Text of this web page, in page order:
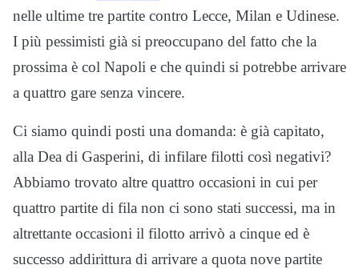
nelle ultime tre partite contro Lecce, Milan e Udinese.
I più pessimisti già si preoccupano del fatto che la
prossima è col Napoli e che quindi si potrebbe arrivare
a quattro gare senza vincere.
Ci siamo quindi posti una domanda: è già capitato,
alla Dea di Gasperini, di infilare filotti così negativi?
Abbiamo trovato altre quattro occasioni in cui per
quattro partite di fila non ci sono stati successi, ma in
altrettante occasioni il filotto arrivò a cinque ed è
successo addirittura di arrivare a quota nove partite